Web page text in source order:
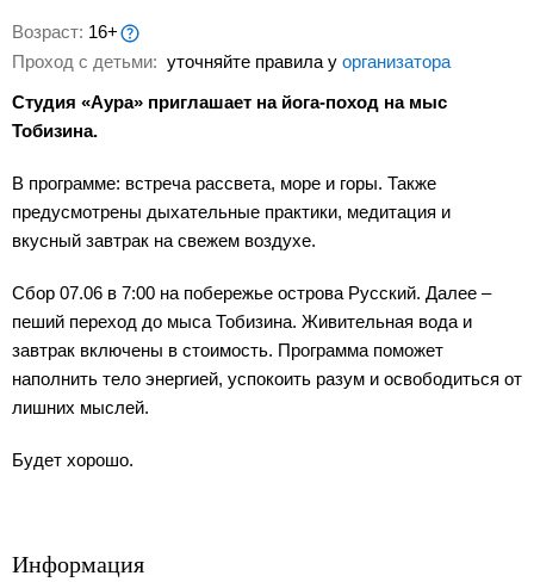
Возраст: 16+
Проход с детьми: уточняйте правила у организатора
Студия «Аура» приглашает на йога-поход на мыс
Тобизина.
В программе: встреча рассвета, море и горы. Также
предусмотрены дыхательные практики, медитация и
вкусный завтрак на свежем воздухе.
Сбор 07.06 в 7:00 на побережье острова Русский. Далее –
пеший переход до мыса Тобизина. Живительная вода и
завтрак включены в стоимость. Программа поможет
наполнить тело энергией, успокоить разум и освободиться от
лишних мыслей.
Будет хорошо.
Информация